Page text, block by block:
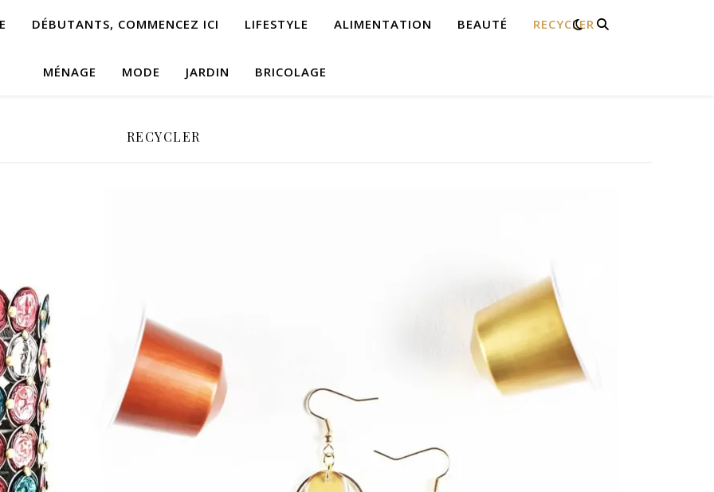
DÉBUTANTS, COMMENCEZ ICI LIFESTYLE ALIMENTATION BEAUTÉ RECYCLER
MÉNAGE MODE JARDIN BRICOLAGE
RECYCLER